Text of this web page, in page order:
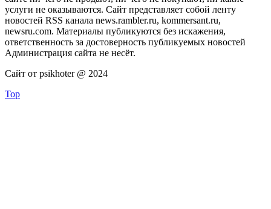
услуги не оказываются. Сайт представляет собой ленту
новостей RSS канала news.rambler.ru, kommersant.ru,
newsru.com. Материалы публикуются без искажения,
ответственность за достоверность публикуемых новостей
Администрация сайта не несёт.
Сайт от psikhoter @ 2024
Top